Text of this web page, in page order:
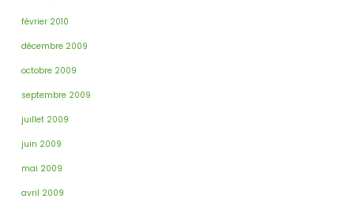
février 2010
décembre 2009
octobre 2009
septembre 2009
juillet 2009
juin 2009
mai 2009
avril 2009